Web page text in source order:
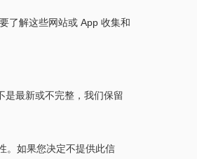
了解这些网站或 App 收集和
是最新或不完整，我们保留
。如果您决定不提供此信